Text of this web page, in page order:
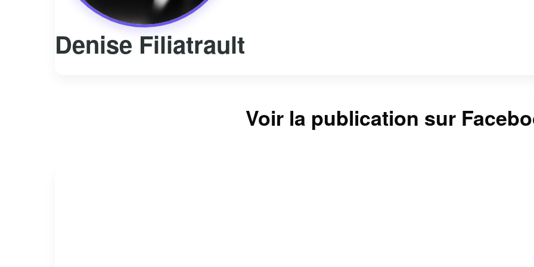
Denise Filiatrault
Voir la publication sur